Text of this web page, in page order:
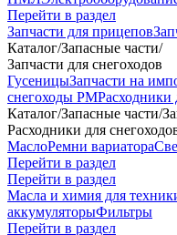
Перейти в раздел
Запчасти для прицепов
Каталог/Запасные части/
Запчасти для снегоходов
ГусеницыЗапчасти на
снегоходы РМРасходники
Каталог/Запасные части/
Расходники для
МаслоРемни вариатора
Перейти в раздел
Перейти в раздел
Масла и химия для
аккумуляторыФильтры
Перейти в раздел